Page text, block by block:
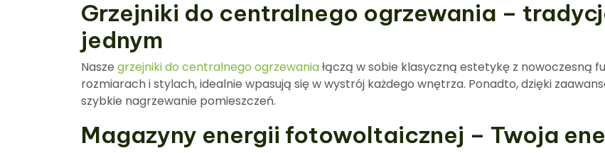
Grzejniki do centralnego ogrzewania –
jednym
Nasze grzejniki do centralnego ogrzewaniałączą w sobie klasyczną estetykę z nowoczesną
rozmiarach i stylach, idealnie wpasują się w wystrój każdego wnętrza. Ponadto, dzięki
szybkie nagrzewanie pomieszczeń.
Magazyny energii fotowoltaicznej – Twoja